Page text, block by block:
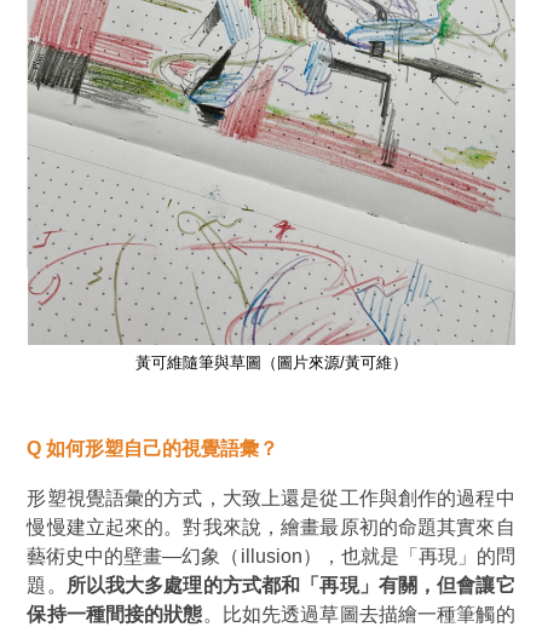
黃可維隨筆與草圖 （圖片來源/黃可維）
Q如何形塑自己的視覺語彙？
形塑視覺語彙的方式，大致上還是從工作與創作的過程中
慢慢建立起來的。對我來說，繪畫最原初的命題其實來自
藝術史中的壁畫—幻象（illusion），也就是「再現」的問
題。
所以我大多處理的方式都和「再現」有關，但會讓它
保持一種間接的狀態。比如先透過草圖去描繪一種筆觸的